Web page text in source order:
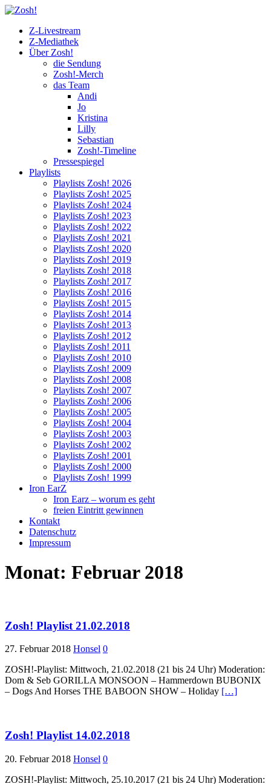
Z-Livestream
Z-Mediathek
Über Zosh!
die Sendung
Zosh!-Merch
das Team
Andi
Jo
Kristina
Lilly
Sebastian
Zosh!-Timeline
Pressespiegel
Playlists
Playlists Zosh! 2026
Playlists Zosh! 2025
Playlists Zosh! 2024
Playlists Zosh! 2023
Playlists Zosh! 2022
Playlists Zosh! 2021
Playlists Zosh! 2020
Playlists Zosh! 2019
Playlists Zosh! 2018
Playlists Zosh! 2017
Playlists Zosh! 2016
Playlists Zosh! 2015
Playlists Zosh! 2014
Playlists Zosh! 2013
Playlists Zosh! 2012
Playlists Zosh! 2011
Playlists Zosh! 2010
Playlists Zosh! 2009
Playlists Zosh! 2008
Playlists Zosh! 2007
Playlists Zosh! 2006
Playlists Zosh! 2005
Playlists Zosh! 2004
Playlists Zosh! 2003
Playlists Zosh! 2002
Playlists Zosh! 2001
Playlists Zosh! 2000
Playlists Zosh! 1999
Iron EarZ
Iron Earz – worum es geht
freien Eintritt gewinnen
Kontakt
Datenschutz
Impressum
Monat: Februar 2018
Zosh! Playlist 21.02.2018
27. Februar 2018 Honsel 0
ZOSH!-Playlist: Mittwoch, 21.02.2018 (21 bis 24 Uhr) Moderation:
Dom & Seb GORILLA MONSOON – Hammerdown BUBONIX
– Dogs And Horses THE BABOON SHOW – Holiday […]
Zosh! Playlist 14.02.2018
20. Februar 2018 Honsel 0
ZOSH!-Playlist: Mittwoch, 25.10.2017 (21 bis 24 Uhr) Moderation: